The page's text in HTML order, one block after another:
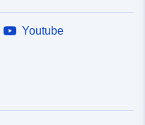
Youtube